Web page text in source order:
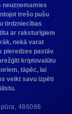
neuzņemamies
trešo pušu
tirdzniecības
ar raksturīgiem
nekā varat
pieredzes pastāv
kriptovalūtu
tāpēc, lai
veikt savu izpēti
486066